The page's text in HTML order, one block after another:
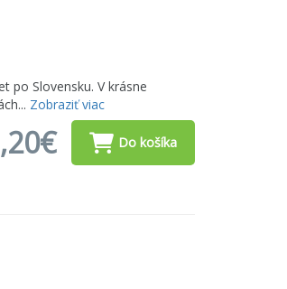
po Slovensku. V krásne
Zobraziť viac
Do košíka